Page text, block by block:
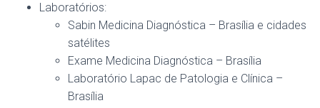
Laboratórios:
Sabin Medicina Diagnóstica – Brasília e cidades
satélites
Exame Medicina Diagnóstica – Brasília
Laboratório Lapac de Patologia e Clínica –
Brasília